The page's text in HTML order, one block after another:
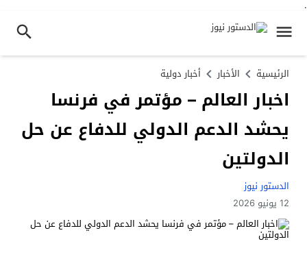
.
الرئيسية الأخبار أخبار دولية
اخبار العالم – مؤتمر في فرنسا
يحشد الدعم الدولي للدفاع عن حل
الدولتين
الدستور نيوز
12 يونيو 2026